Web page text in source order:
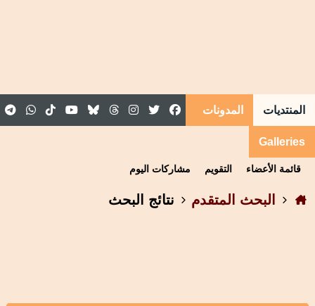
المنتديات المدونات المقالات المجموعات
Galleries
قائمة الأعضاء التقويم مشاركات اليوم
البحث المتقدم نتائج البحث